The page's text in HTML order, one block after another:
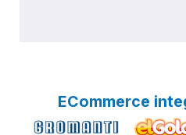
ECommerce